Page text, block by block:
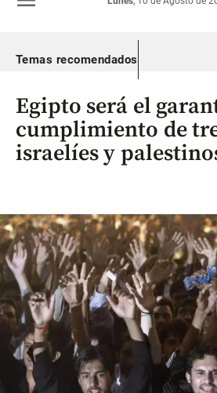
Colombia
Temas recomendados
Egipto será el
cumplimiento de
israelíes y